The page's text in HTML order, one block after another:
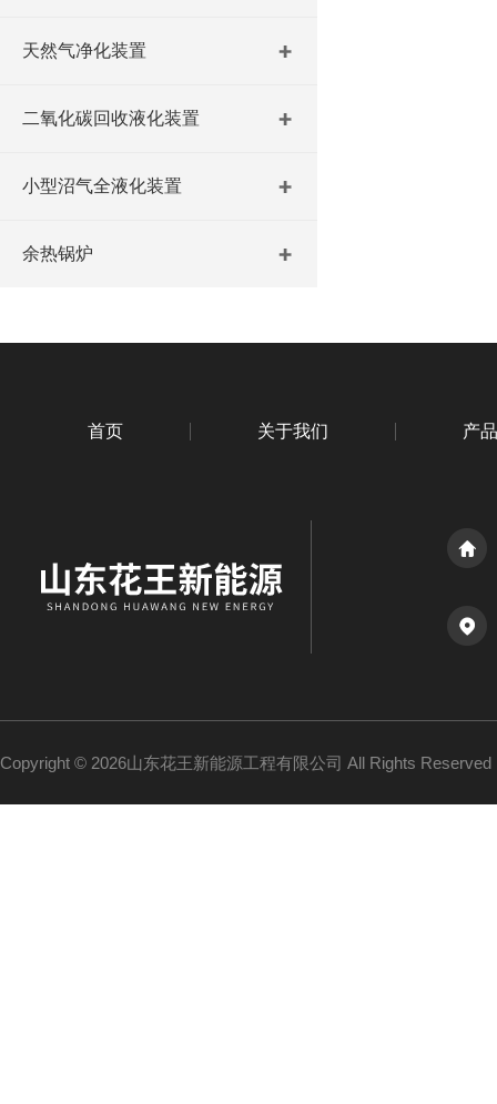
天然气净化装置
二氧化碳回收液化装置
小型沼气全液化装置
余热锅炉
首页 关于我们 产
Copyright © 2026山东花王新能源工程有限公司 All Rights